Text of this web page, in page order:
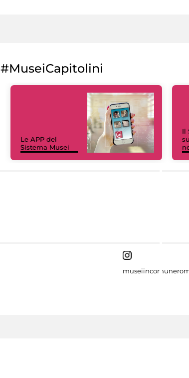
#MuseiCapitolini
Le APP del
Sistema Musei
Il